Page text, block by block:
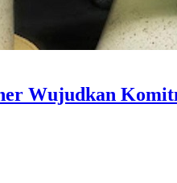
Wujudkan